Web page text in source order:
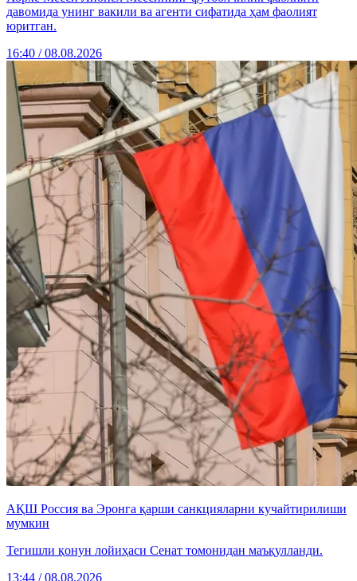
давомида унинг вакили ва агенти сифатида ҳам фаолият
юритган.
16:40 / 08.08.2026
АҚШ Россия ва Эронга қарши санкцияларни кучайтирилиши
мумкин
Тегишли қонун лойиҳаси Сенат томонидан маъқулланди.
13:44 / 08.08.2026